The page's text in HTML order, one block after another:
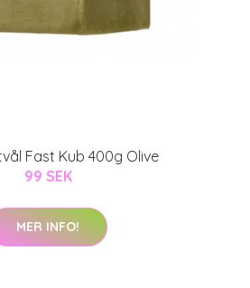
Fast Kub 400g Olive
99 SEK
MER INFO!